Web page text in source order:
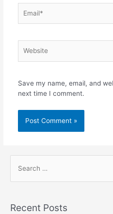
Save my name, email, and
next time I comment.
Recent Posts